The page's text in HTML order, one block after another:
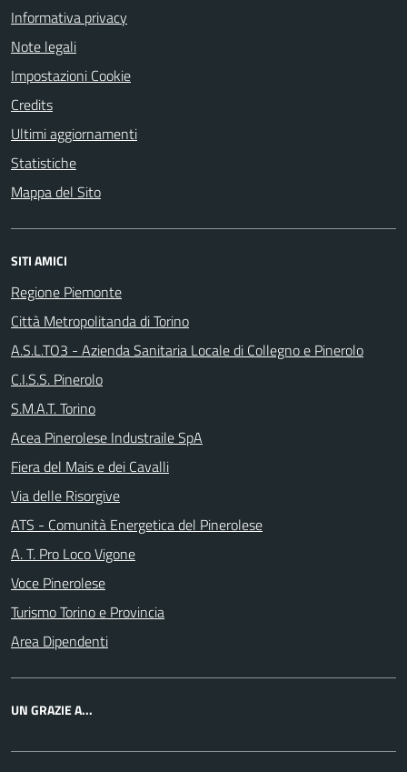
Informativa privacy
Note legali
Impostazioni Cookie
Credits
Ultimi aggiornamenti
Statistiche
Mappa del Sito
SITI AMICI
Regione Piemonte
Città Metropolitanda di Torino
A.S.L.TO3 - Azienda Sanitaria Locale di Collegno e Pinerolo
C.I.S.S. Pinerolo
S.M.A.T. Torino
Acea Pinerolese Industraile SpA
Fiera del Mais e dei Cavalli
Via delle Risorgive
ATS - Comunità Energetica del Pinerolese
A. T. Pro Loco Vigone
Voce Pinerolese
Turismo Torino e Provincia
Area Dipendenti
UN GRAZIE A...